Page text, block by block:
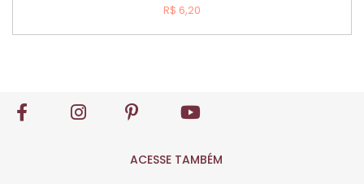
R$ 6,20
ACESSE TAMBÉM